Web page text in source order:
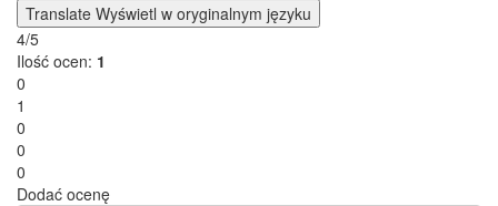
Translate Wyświetl w oryginalnym języku
4/5
Ilość ocen: 1
0
1
0
0
0
Dodać ocenę